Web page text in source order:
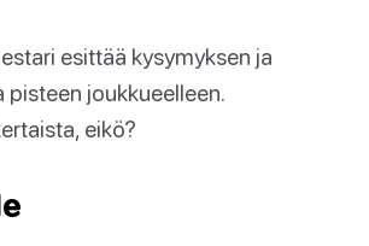
esittää kysymyksen ja
joukkueelleen.
eikö?